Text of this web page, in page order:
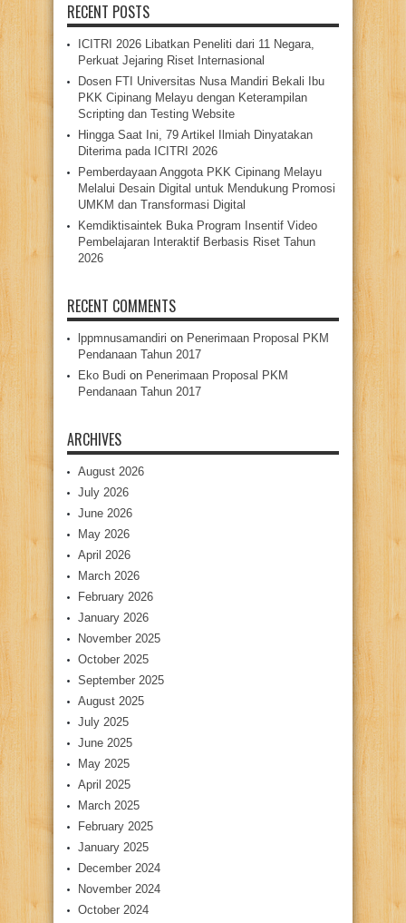
RECENT POSTS
ICITRI 2026 Libatkan Peneliti dari 11 Negara,
Perkuat Jejaring Riset Internasional
Dosen FTI Universitas Nusa Mandiri Bekali Ibu
PKK Cipinang Melayu dengan Keterampilan
Scripting dan Testing Website
Hingga Saat Ini, 79 Artikel Ilmiah Dinyatakan
Diterima pada ICITRI 2026
Pemberdayaan Anggota PKK Cipinang Melayu
Melalui Desain Digital untuk Mendukung Promosi
UMKM dan Transformasi Digital
Kemdiktisaintek Buka Program Insentif Video
Pembelajaran Interaktif Berbasis Riset Tahun
2026
RECENT COMMENTS
lppmnusamandiri on Penerimaan Proposal PKM
Pendanaan Tahun 2017
Eko Budi on Penerimaan Proposal PKM
Pendanaan Tahun 2017
ARCHIVES
August 2026
July 2026
June 2026
May 2026
April 2026
March 2026
February 2026
January 2026
November 2025
October 2025
September 2025
August 2025
July 2025
June 2025
May 2025
April 2025
March 2025
February 2025
January 2025
December 2024
November 2024
October 2024